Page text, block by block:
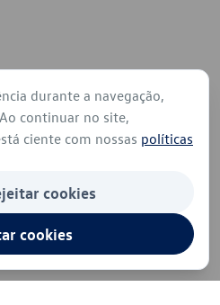
durante a navegação,
continuar no site,
ciente com nossas políticas
cookies
cookies